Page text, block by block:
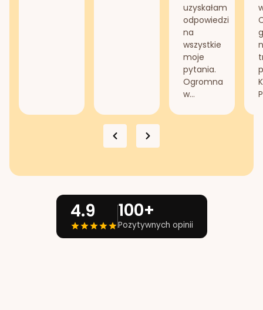
uzyskałam
odpowiedzi
na
wszystkie
moje
pytania.
Ogromna
w...
4.9 100+
Pozytywnych opinii